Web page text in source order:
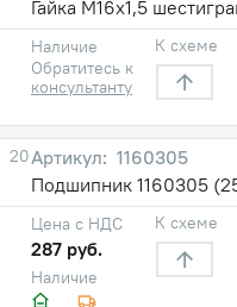
Гайка М16х1,5
Наличие
Обратитесь к
консультанту
К схеме
20
1160305
Подшипник 1160305
Наличие
Цена с НДС
287 руб.
К схеме